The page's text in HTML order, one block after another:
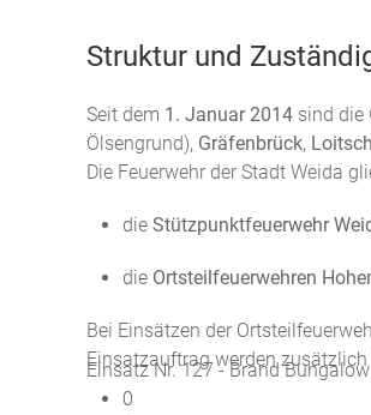
Einsatz Nr. 127 - Brand Bungalow
0
Struktur und
Seit dem 1. Januar 2014 sind die
Ölsengrund), Gräfenbrück, Loitsch
Die Feuerwehr der Stadt Weida
die Stützpunktfeuerwehr
die Ortsteilfeuerwehren
Bei Einsätzen der
Einsatzauftrag werden